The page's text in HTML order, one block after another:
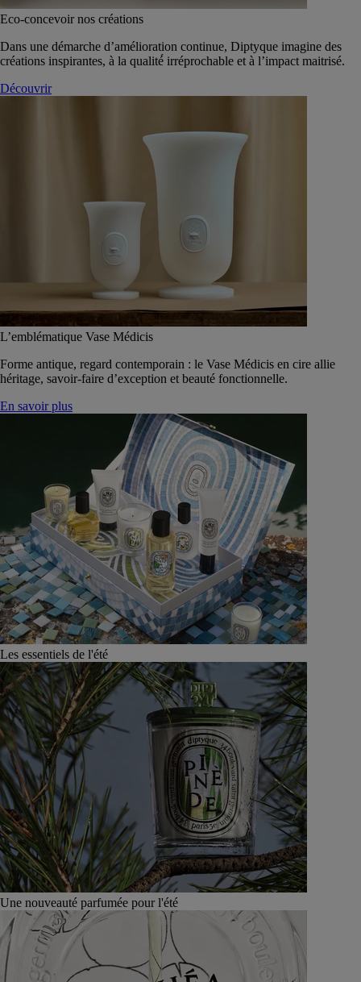
Eco-concevoir nos créations
Dans une démarche d’amélioration continue, Diptyque imagine des
créations inspirantes, à la qualité́ irréprochable et à l’impact maitrisé.
Découvrir
L’emblématique Vase Médicis
Forme antique, regard contemporain : le Vase Médicis en cire allie
héritage, savoir-faire d’exception et beauté fonctionnelle.
En savoir plus
Les essentiels de l'été
Une nouveauté parfumée pour l'été